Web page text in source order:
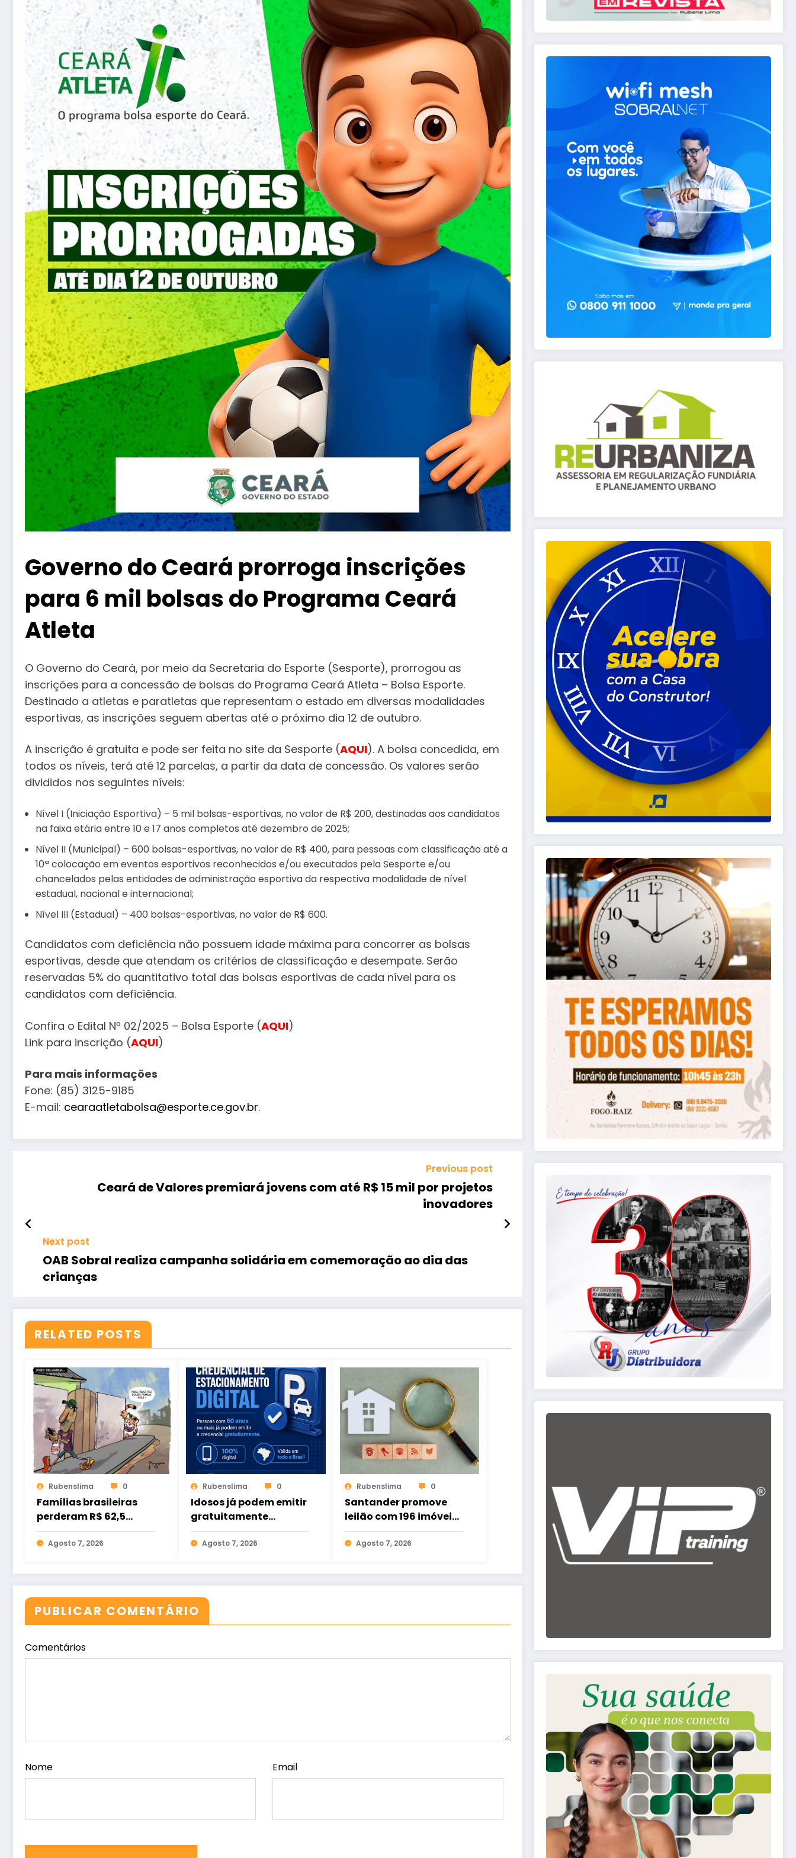
Governo do Ceará prorroga inscrições
para 6 mil bolsas do Programa Ceará
Atleta
O Governo do Ceará, por meio da Secretaria do Esporte (Sesporte), prorrogou as
inscrições para a concessão de bolsas do Programa Ceará Atleta – Bolsa Esporte.
Destinado a atletas e paratletas que representam o estado em diversas modalidades
esportivas, as inscrições seguem abertas até o próximo dia 12 de outubro.
A inscrição é gratuita e pode ser feita no site da Sesporte (AQUI). A bolsa concedida, em
todos os níveis, terá até 12 parcelas, a partir da data de concessão. Os valores serão
divididos nos seguintes níveis:
Nível I (Iniciação Esportiva) – 5 mil bolsas-esportivas, no valor de R$ 200, destinadas aos candidatos
na faixa etária entre 10 e 17 anos completos até dezembro de 2025;
Nível II (Municipal) – 600 bolsas-esportivas, no valor de R$ 400, para pessoas com classificação até a
10ª colocação em eventos esportivos reconhecidos e/ou executados pela Sesporte e/ou
chancelados pelas entidades de administração esportiva da respectiva modalidade de nível
estadual, nacional e internacional;
Nível III (Estadual) – 400 bolsas-esportivas, no valor de R$ 600.
Candidatos com deficiência não possuem idade máxima para concorrer as bolsas
esportivas, desde que atendam os critérios de classificação e desempate. Serão
reservadas 5% do quantitativo total das bolsas esportivas de cada nível para os
candidatos com deficiência.
Confira o Edital Nº 02/2025 – Bolsa Esporte (AQUI)
Link para inscrição (AQUI)
Para mais informações
Fone: (85) 3125-9185
E-mail: cearaatletabolsa@esporte.ce.gov.br.
Previous post
Ceará de Valores premiará jovens com até R$ 15 mil por projetos
inovadores
Next post
OAB Sobral realiza campanha solidária em comemoração ao dia das
crianças
RELATED POSTS
Rubenslima 0
Famílias brasileiras
perderam R$ 62,5
bilhões para bets em
2025Agosto 7, 2026
Rubenslima 0
Idosos já podem emitir
gratuitamente
credencial digital de
estacionamento
Agosto 7, 2026
Rubenslima 0
Santander promove
leilão com 196 imóveis;
há ofertas no Ceará
Agosto 7, 2026
PUBLICAR COMENTÁRIO
Comentários
Nome Email